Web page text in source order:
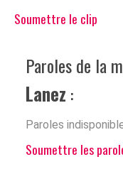
Soumettre le clip
Paroles de la
Lanez :
Paroles
Soumettre les